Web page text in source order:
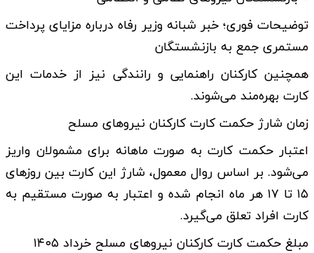
توضیحات فوری؛ خبر شبانه وزیر رفاه درباره مزایای پرداخت
مستمری جمع به بازنشستگان
همچنین کارکنان راهنمایی و رانندگی نیز از خدمات این
کارت بهره‌مند می‌شوند.
زمان شارژ حکمت کارت کارکنان نیروهای مسلح
اعتبار حکمت کارت به صورت ماهانه برای مشمولان واریز
می‌شود. بر اساس روال معمول، شارژ این کارت بین روزهای
۱۵ تا ۱۷ هر ماه انجام شده و اعتبار به صورت مستقیم به
کارت افراد تعلق می‌گیرد.
مبلغ حکمت کارت کارکنان نیروهای مسلح خرداد ۱۴۰۵